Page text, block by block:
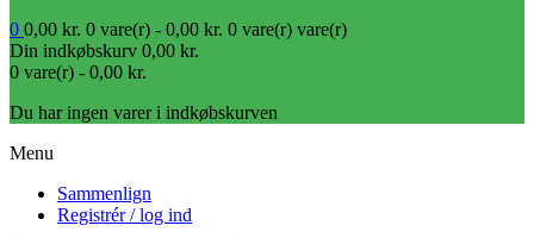
0 0,00 kr. 0 vare(r) - 0,00 kr. 0 vare(r) vare(r)
Din indkøbskurv 0,00 kr.
0 vare(r) - 0,00 kr.
Du har ingen varer i indkøbskurven
Menu
Sammenlign
Registrér / log ind